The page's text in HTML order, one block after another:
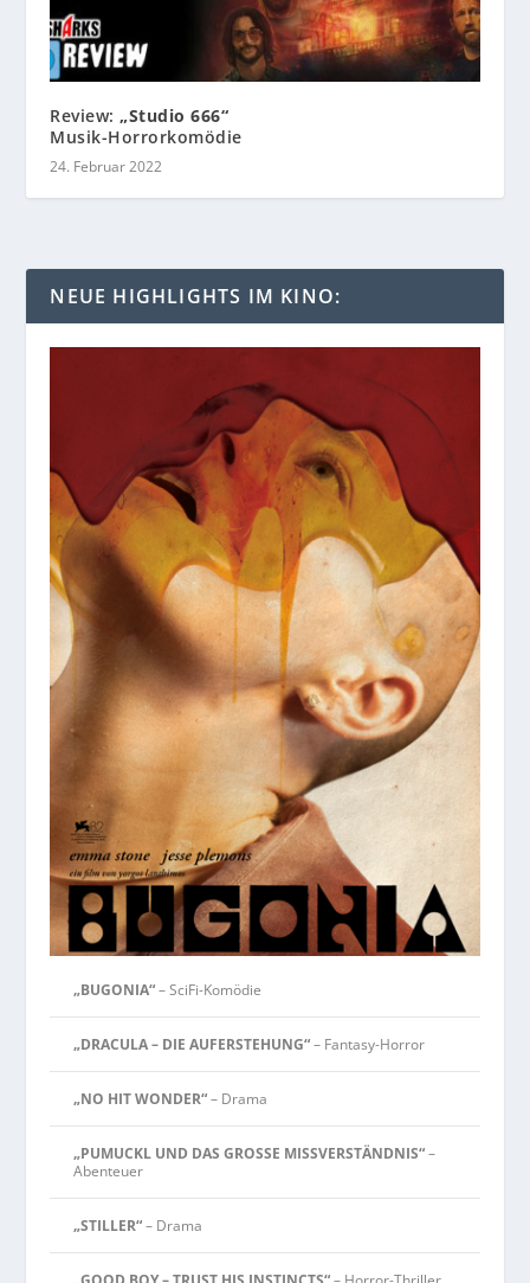
Review:„Studio 666“
Musik-Horrorkomödie
24. Februar 2022
NEUE HIGHLIGHTS IM KINO:
„BUGONIA“– SciFi-Komödie
„DRACULA – DIE AUFERSTEHUNG“– Fantasy-Horror
„NO HIT WONDER“– Drama
„PUMUCKL UND DAS GROSSE MISSVERSTÄNDNIS“–
Abenteuer
„STILLER“– Drama